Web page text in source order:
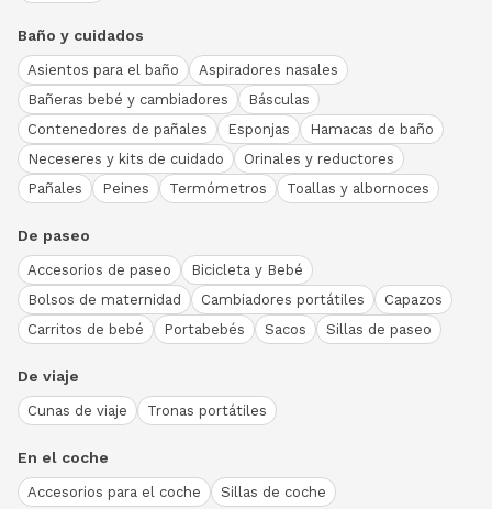
Baño y cuidados
Asientos para el baño
Aspiradores nasales
Bañeras bebé y cambiadores
Básculas
Contenedores de pañales
Esponjas
Hamacas de baño
Neceseres y kits de cuidado
Orinales y reductores
Pañales
Peines Termómetros Toallas y albornoces
De paseo
Accesorios de paseo
Bicicleta y Bebé
Bolsos de maternidad
Cambiadores portátiles
Capazos
Carritos de bebé
Portabebés Sacos Sillas de paseo
De viaje
Cunas de viaje Tronas portátiles
En el coche
Accesorios para el coche Sillas de coche